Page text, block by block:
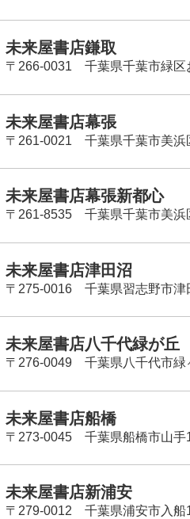
未来屋書店鎌取
〒266-0031 千葉県千葉市緑区
未来屋書店幕張
〒261-0021 千葉県千葉市美
未来屋書店幕張新都心
〒261-8535 千葉県千葉市美
未来屋書店津田沼
〒275-0016 千葉県習志野市津
未来屋書店八千代緑が丘
〒276-0049 千葉県八千代市緑
未来屋書店船橋
〒273-0045 千葉県船橋市山手
未来屋書店新浦安
〒279-0012 千葉県浦安市入船